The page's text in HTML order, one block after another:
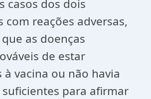
casos dos dois
com reações adversas,
as doenças
de estar
à vacina ou não havia
suficientes para afirmar